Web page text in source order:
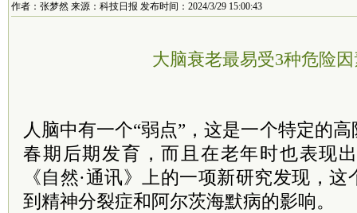
作者：张梦然 来源：科技日报 发布时间：2024/3/29 15:00:43
大脑衰老最易受3种危险
人脑中有一个“弱点”，这是一个特定的
春期后期发育，而且在老年时也表现
《自然·通讯》上的一项新研究发现，
到精神分裂症和阿尔茨海默病的影响。